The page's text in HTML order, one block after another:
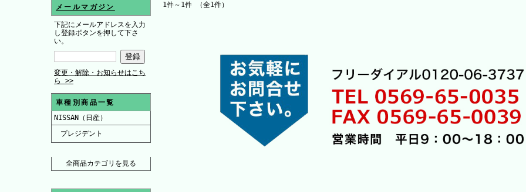
メールマガジン
下記にメールアドレスを入力
し登録ボタンを押して下さ
い。
変更・解除・お知らせはこち
ら >>
車種別商品一覧
NISSAN（日産）
プレジデント
全商品カテゴリを見る
1件～1件 （全1件）